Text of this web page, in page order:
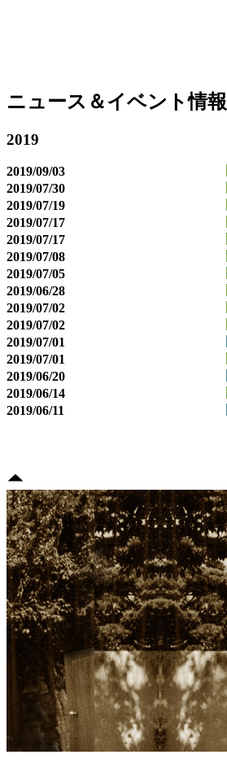
ニュース＆イベント情報
2019
2019/09/03
2019/07/30
2019/07/19
2019/07/17
2019/07/17
2019/07/08
2019/07/05
2019/06/28
2019/07/02
2019/07/02
2019/07/01
2019/07/01
2019/06/20
2019/06/14
2019/06/11